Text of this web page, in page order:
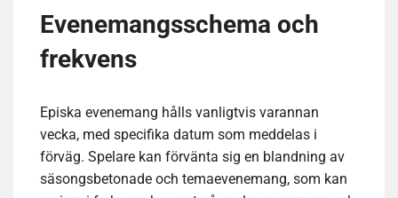
Evenemangsschema och
frekvens
Episka evenemang hålls vanligtvis varannan
vecka, med specifika datum som meddelas i
förväg. Spelare kan förvänta sig en blandning av
säsongsbetonade och temaevenemang, som kan